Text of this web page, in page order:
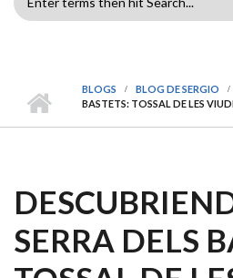
FORMULARIO
BÚSQUEDA
BLOGS BLOG DE SERGIO
BASTETS: TOSSAL DE LES
SERRA DELS